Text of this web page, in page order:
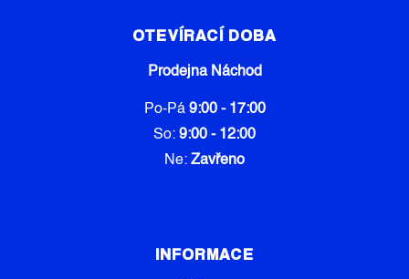
OTEVÍRACÍ DOBA
Prodejna Náchod
Po-Pá 9:00 - 17:00
So: 9:00 - 12:00
Ne: Zavřeno
INFORMACE